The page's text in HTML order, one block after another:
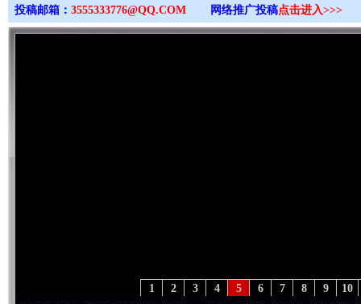
投稿邮箱： 3555333776@QQ.COM 网络推广投稿点击进入>>>
10
9
8
7
6
5
4
3
2
1